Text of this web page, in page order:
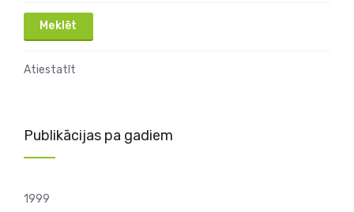
Atiestatīt
Publikācijas pa gadiem
1999